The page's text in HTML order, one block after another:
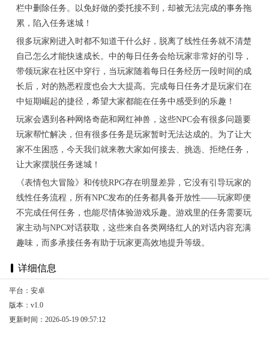
栏中删除任务。以免好做的委托接不到，却被无法完成的事务拖
累，陷入任务迷城！
很多玩家刚进入时都不知道干什么好，脱离了线性任务就不清楚
自己怎么才能快速成长。中的每日任务会给玩家非常好的引导，
带领玩家在社区中穿行，当玩家随着每日任务经历一段时间的成
长后，对的熟悉程度也会大大提高。完成每日任务才是玩家们在
中短期崛起的捷径，希望大家都能在任务中感受到的乐趣！
玩家会遇到各种网络奇葩和网红神兽，这些NPC会有很多问题要
玩家帮忙解决，但有很多任务是玩家暂时无法达成的。为了让大
家不生困惑，今天我们就来教大家如何接去、挑选、拒绝任务，
让大家摆脱任务迷城！
《表情包大冒险》和传统RPG存在明显差异，它没有引导玩家的
线性任务流程，所有NPC发布的任务都具备开放性——玩家即便
不完成任何任务，也能尽情体验游戏乐趣。游戏里的任务需要玩
家主动与NPC对话获取，这些来自各类网络红人的对话内容充满
趣味，而多承接任务有助于玩家更高效地提升等级。
详细信息
平台：安卓
版本：v1.0
更新时间：2026-05-19 09:57:12